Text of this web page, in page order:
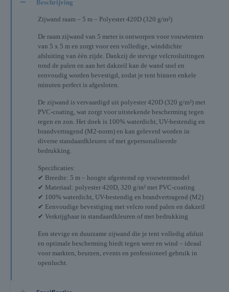
Beschrijving
Zijwand raam – 5 m – Polyester 420D (320 g/m²)
De raam zijwand van 5 meter is ontworpen voor vouwtenten
van 5 x 5 m en zorgt voor een volledige, winddichte
afsluiting van één zijde. Dankzij de stevige velcrosluitingen
rond de palen en aan het dakzeil kan de wand snel en
eenvoudig worden bevestigd, zodat je tent binnen enkele
minuten perfect is afgesloten.
De zijwand is vervaardigd uit polyester 420D (320 g/m²) met
PVC-coating, wat zorgt voor uitstekende bescherming tegen
regen en zon. Het doek is 100% waterdicht, UV-bestendig en
brandvertragend (M2-norm) en kan geleverd worden in
diverse standaardkleuren of met gepersonaliseerde
bedrukking.
Specificaties:
✔ Breedte: 5 m – hoogte afgestemd op vouwtentmodel
✔ Materiaal: polyester 420D, 320 g/m² met PVC-coating
✔ 100% waterdicht, UV-bestendig en brandvertragend (M2)
✔ Eenvoudige bevestiging met velcro rond palen en dakzeil
✔ Verkrijgbaar in standaardkleuren of met bedrukking
Een stevige en duurzame zijwand die je tent volledig afsluit
en optimale bescherming biedt tegen weer en wind – ideaal
voor markten, beurzen, events en professioneel gebruik in
openlucht.